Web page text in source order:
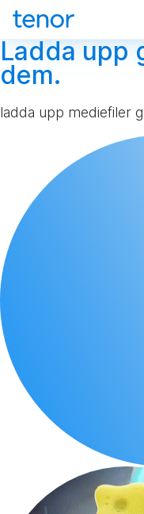
Ladda upp
dem.
ladda upp mediefiler